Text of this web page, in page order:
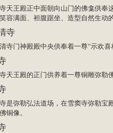
天王殿正中面朝向山门的佛龛供奉
容满面、袒腹踞坐、造型自然生动
寺
寺门神殿殿中央供奉着一尊“示欢喜
天王殿的正门供养着一尊铜雕弥勒
是弥勒弘法道场，在雪窦寺弥勒宝
铜像。